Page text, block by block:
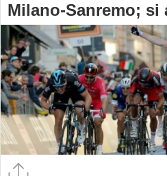
Milano-Sanremo; si